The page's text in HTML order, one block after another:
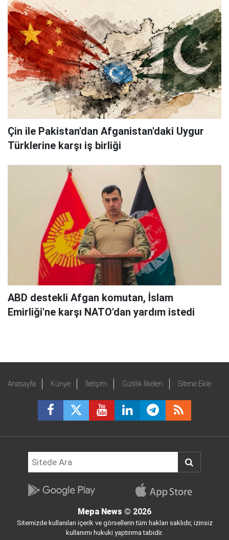
Çin ile Pakistan'dan Afganistan'daki Uygur
Türklerine karşı iş birliği
ABD destekli Afgan komutan, İslam
Emirliği'ne karşı NATO'dan yardım istedi
Anasayfa Künye İletişim Gizlilik İlkeleri Sitene Ekle
Mepa News © 2026
Sitemizde kullanılan içerik ve görsellerin tüm hakları saklıdır, izinsiz
kullanımı hukuki yaptırıma tabidir.